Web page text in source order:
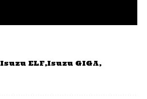
Isuzu ELF Isuzu GIGA